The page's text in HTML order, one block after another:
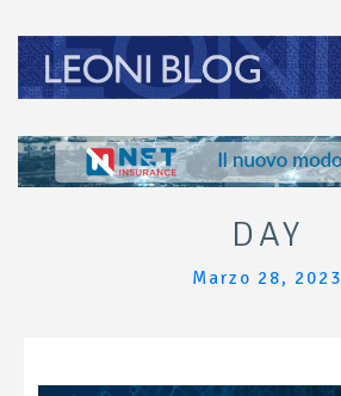
DAY
Marzo 28, 2023